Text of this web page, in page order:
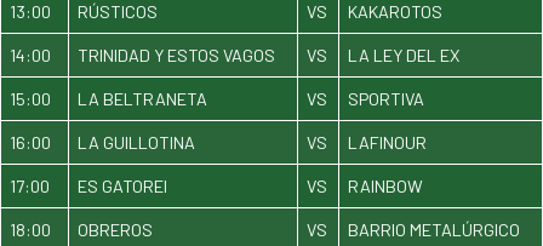
13:00 RÚSTICOS VS KAKAROTOS
14:00 TRINIDAD Y ESTOS VAGOS VS LA LEY DEL EX
15:00 LA BELTRANETA VS SPORTIVA
16:00 LA GUILLOTINA VS LAFINOUR
17:00 ES GATOREI VS RAINBOW
18:00 OBREROS VS BARRIO METALÚRGICO